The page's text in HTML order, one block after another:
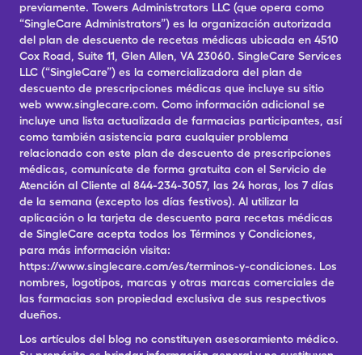
previamente. Towers Administrators LLC (que opera como
“SingleCare Administrators”) es la organización autorizada
del plan de descuento de recetas médicas ubicada en 4510
Cox Road, Suite 11, Glen Allen, VA 23060. SingleCare Services
LLC (“SingleCare”) es la comercializadora del plan de
descuento de prescripciones médicas que incluye su sitio
web www.singlecare.com. Como información adicional se
incluye una lista actualizada de farmacias participantes, así
como también asistencia para cualquier problema
relacionado con este plan de descuento de prescripciones
médicas, comunícate de forma gratuita con el Servicio de
Atención al Cliente al 844-234-3057, las 24 horas, los 7 días
de la semana (excepto los días festivos). Al utilizar la
aplicación o la tarjeta de descuento para recetas médicas
de SingleCare acepta todos los Términos y Condiciones,
para más información visita:
https://www.singlecare.com/es/terminos-y-condiciones. Los
nombres, logotipos, marcas y otras marcas comerciales de
las farmacias son propiedad exclusiva de sus respectivos
dueños.
Los artículos del blog no constituyen asesoramiento médico.